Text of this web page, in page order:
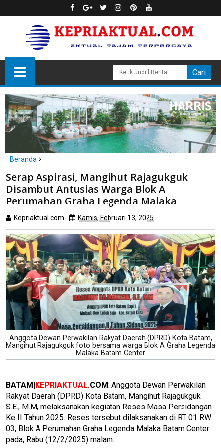
Beranda
Serap Aspirasi, Mangihut Rajagukguk Disambut Antusias Warga
Blok A Perumahan Graha Legenda Malaka
Serap Aspirasi, Mangihut Rajagukguk
Disambut Antusias Warga Blok A
Perumahan Graha Legenda Malaka
Kepriaktual.com Kamis, Februari 13, 2025
Anggota Dewan Perwakilan Rakyat Daerah (DPRD) Kota Batam,
Mangihut Rajagukguk foto bersama warga Blok A Graha Legenda
Malaka Batam Center
BATAM|KEPRIAKTUAL.COM: Anggota Dewan Perwakilan
Rakyat Daerah (DPRD) Kota Batam, Mangihut Rajagukguk
S.E., M.M, melaksanakan kegiatan Reses Masa Persidangan
Ke II Tahun 2025. Reses tersebut dilaksanakan di RT 01 RW
03, Blok A Perumahan Graha Legenda Malaka Batam Center
pada, Rabu (12/2/2025) malam.